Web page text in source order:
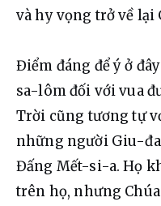
và hy vọng trở về
Điểm đáng để ý ở
sa-lôm đối với vua
Trời cũng tương tự
những người Giu-
Đấng Mết-si-a. Họ
trên họ, nhưng